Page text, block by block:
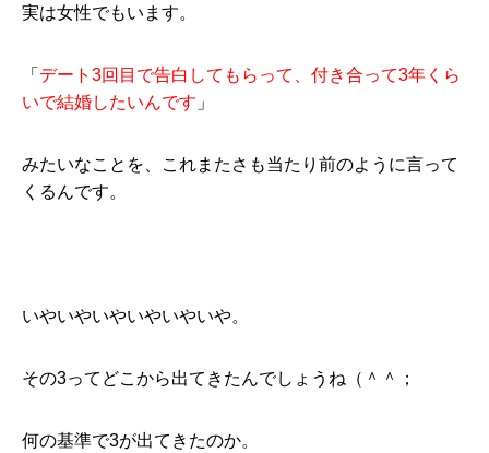
実は女性でもいます。
「 デート3回目で告白してもらって、付き合って3年くら
いで結婚したいんです 」
みたいなことを、これまたさも当たり前のように言って
くるんです。
いやいやいやいやいやいや。
その3ってどこから出てきたんでしょうね（＾＾；
何の基準で3が出てきたのか。